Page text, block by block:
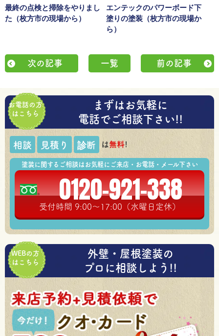
最終の点検と掃除をやりまし
た（枚方市の現場から）
エンテックのパワーボード下
塗りの塗装（枚方市の現場か
ら）
次の記事 一覧 前の記事
お電話の方
はこちら
まずはお気軽に
電話でご相談下さい!!
相談 見積り 診断 は無料!
塗装に関するご相談はお気軽にご来店・お電話・メール下さい
0120-921-338
受付時間 9:00～17:00（水曜日定休）
WEBの方
はこちら
外壁・屋根塗装の
プロに相談しよう!!